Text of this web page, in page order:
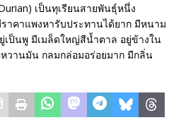
เป็นทุเรียนสายพันธุ์หนึ่ง
าคาแพงหารับประทานได้ยาก มีหนาม
เป็นพู มีเมล็ดใหญ่สีน้ำตาล อยู่ข้างใน
วานมัน กลมกล่อมอร่อยมาก มีกลิ่น